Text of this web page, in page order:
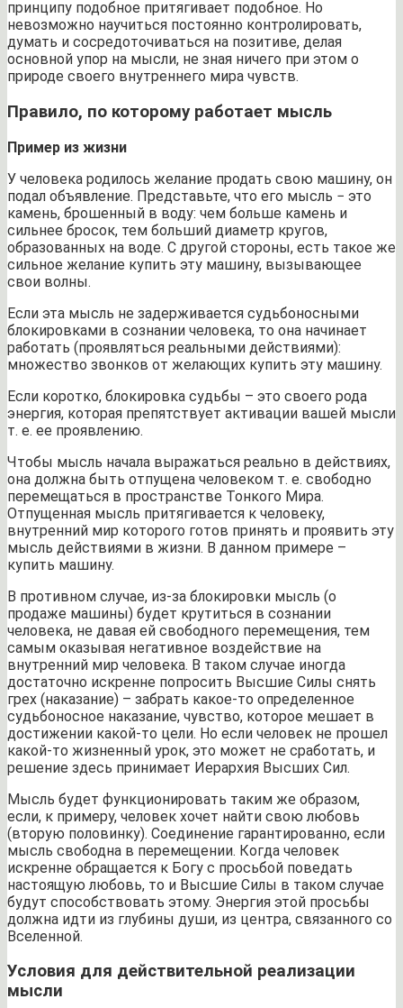
принципу подобное притягивает подобное. Но
невозможно научиться постоянно контролировать,
думать и сосредоточиваться на позитиве, делая
основной упор на мысли, не зная ничего при этом о
природе своего внутреннего мира чувств.
Правило, по которому работает мысль
Пример из жизни
У человека родилось желание продать свою машину, он
подал объявление. Представьте, что его мысль − это
камень, брошенный в воду: чем больше камень и
сильнее бросок, тем больший диаметр кругов,
образованных на воде. С другой стороны, есть такое же
сильное желание купить эту машину, вызывающее
свои волны.
Если эта мысль не задерживается судьбоносными
блокировками в сознании человека, то она начинает
работать (проявляться реальными действиями):
множество звонков от желающих купить эту машину.
Если коротко, блокировка судьбы – это своего рода
энергия, которая препятствует активации вашей мысли
т. е. ее проявлению.
Чтобы мысль начала выражаться реально в действиях,
она должна быть отпущена человеком т. е. свободно
перемещаться в пространстве Тонкого Мира.
Отпущенная мысль притягивается к человеку,
внутренний мир которого готов принять и проявить эту
мысль действиями в жизни. В данном примере –
купить машину.
В противном случае, из-за блокировки мысль (о
продаже машины) будет крутиться в сознании
человека, не давая ей свободного перемещения, тем
самым оказывая негативное воздействие на
внутренний мир человека. В таком случае иногда
достаточно искренне попросить Высшие Силы снять
грех (наказание) – забрать какое-то определенное
судьбоносное наказание, чувство, которое мешает в
достижении какой-то цели. Но если человек не прошел
какой-то жизненный урок, это может не сработать, и
решение здесь принимает Иерархия Высших Сил.
Мысль будет функционировать таким же образом,
если, к примеру, человек хочет найти свою любовь
(вторую половинку). Соединение гарантированно, если
мысль свободна в перемещении. Когда человек
искренне обращается к Богу с просьбой поведать
настоящую любовь, то и Высшие Силы в таком случае
будут способствовать этому. Энергия этой просьбы
должна идти из глубины души, из центра, связанного со
Вселенной.
Условия для действительной реализации
мысли